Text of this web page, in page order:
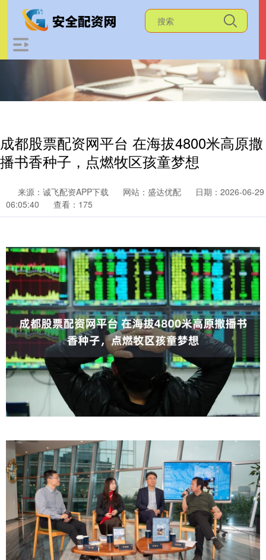
成都股票配资网平台 在海拔4800米高原撒
播书香种子，点燃牧区孩童梦想
来源：诚飞配资APP下载 网站：盛达优配
日期：2026-06-29
06:05:40
查看：175